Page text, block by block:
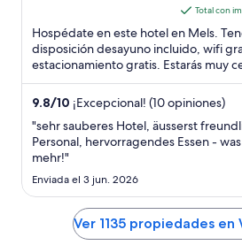
es
de
$149
en
total
por
noche
del
al
15
ago
Total con
Hospédate en este hotel en Mels.
disposición desayuno incluido, wifi
estacionamiento gratis. Estarás muy
atracciones como Pizol ...
9.8/10 ¡Excepcional! (10 opiniones)
"sehr sauberes Hotel, äusserst
Personal, hervorragendes Essen -
mehr!"
Enviada el 3 jun. 2026
Ver 1135 propiedades en